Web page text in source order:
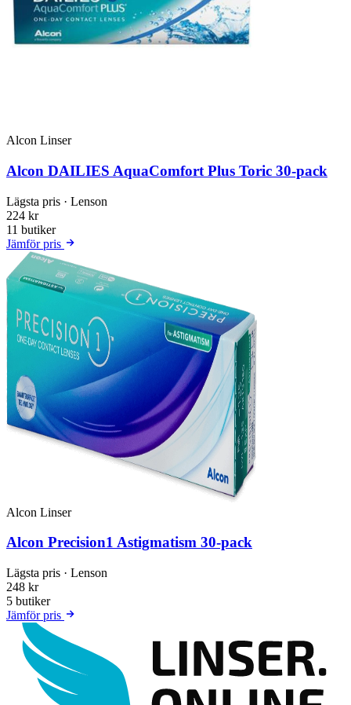
Alcon Linser
Alcon DAILIES AquaComfort Plus Toric 30-pack
Lägsta pris · Lenson
224 kr
11 butiker
Jämför pris
Alcon Linser
Alcon Precision1 Astigmatism 30-pack
Lägsta pris · Lenson
248 kr
5 butiker
Jämför pris